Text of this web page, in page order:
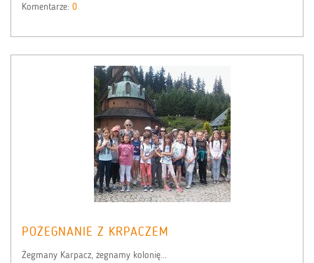
Komentarze: 0
POŻEGNANIE Z KRPACZEM
Żegmany Karpacz, żegnamy kolonię...